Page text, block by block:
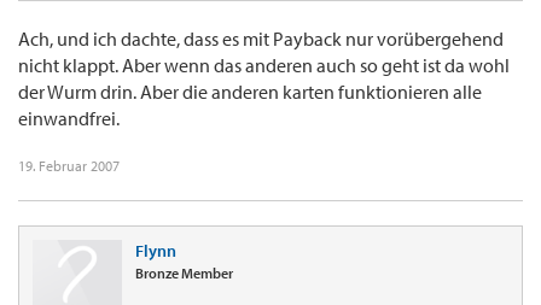
Ach, und ich dachte, dass es mit Payback nur vorübergehend
nicht klappt. Aber wenn das anderen auch so geht ist da wohl
der Wurm drin. Aber die anderen karten funktionieren alle
einwandfrei.
19. Februar 2007
Flynn
Bronze Member